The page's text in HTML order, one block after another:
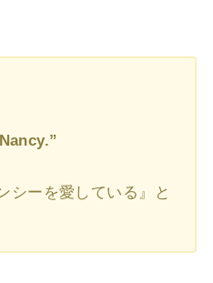
シーを愛している』と